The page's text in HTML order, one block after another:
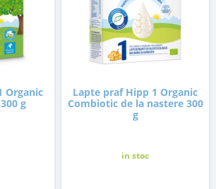
Organic
g
Lapte praf Hipp 1 Organic
Combiotic de la nastere 300
g
in stoc